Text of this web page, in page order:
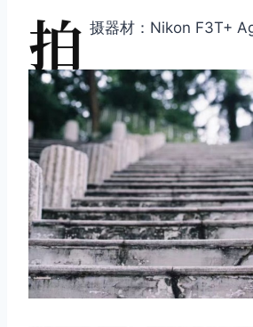
拍 摄器材：Nikon F3T+